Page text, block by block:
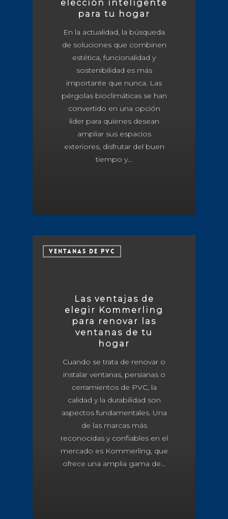
elección inteligente
para tu hogar
En la actualidad, la búsqueda
de soluciones que combinen
estética, funcionalidad y
sostenibilidad es más
importante que nunca. Las
pérgolas bioclimáticas se han
convertido en una opción
líder para quienes desean
ampliar sus espacios
exteriores, disfrutar del buen
tiempo y…
VENTANAS DE PVC
Las ventajas de
elegir Kommerling
para renovar las
ventanas de tu
hogar
Cuando se trata de renovar o
instalar ventanas, persianas o
cerramientos de PVC, la
calidad y la durabilidad son
aspectos fundamentales. Una
de las marcas más
reconocidas y confiables en el
mercado es Kommerling, que
ofrece una amplia gama de…